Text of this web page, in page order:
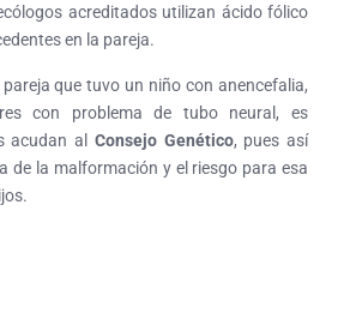
acreditados utilizan ácido fólico
en la pareja.
que tuvo un niño con anencefalia,
con problema de tubo neural, es
acudan al Consejo Genético, pues así
de la malformación y el riesgo para esa